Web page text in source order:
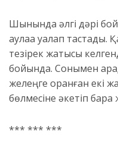
Шынында әлгі дәрі
аулаққа қуалап
тезірек жатқысы
бойында. Сонымен
желеңге оранған екі
бөлмесіне әкетіп бара
*** *** ***